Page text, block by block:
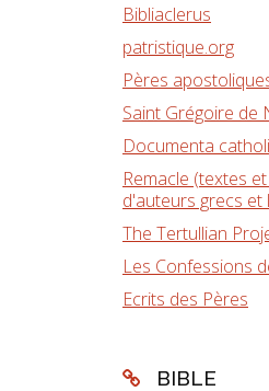
Bibliaclerus
patristique.org
Pères
Saint Grégoire de
Documenta
Remacle (textes
d'auteurs grecs et
The Tertullian
Les Confessions
Ecrits des Pères
BIBLE